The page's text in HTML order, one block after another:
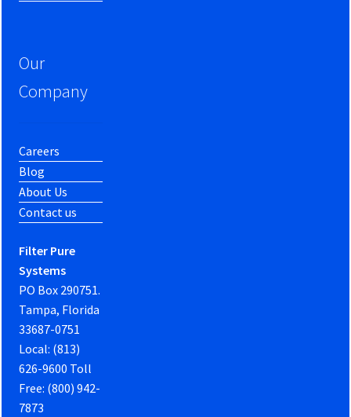
Our
Company
Careers
Blog
About Us
Contact us
Filter Pure
Systems
PO Box 290751.
Tampa, Florida
33687-0751
Local: (813)
626-9600 Toll
Free: (800) 942-
7873